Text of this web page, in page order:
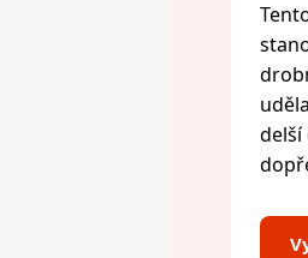
delší